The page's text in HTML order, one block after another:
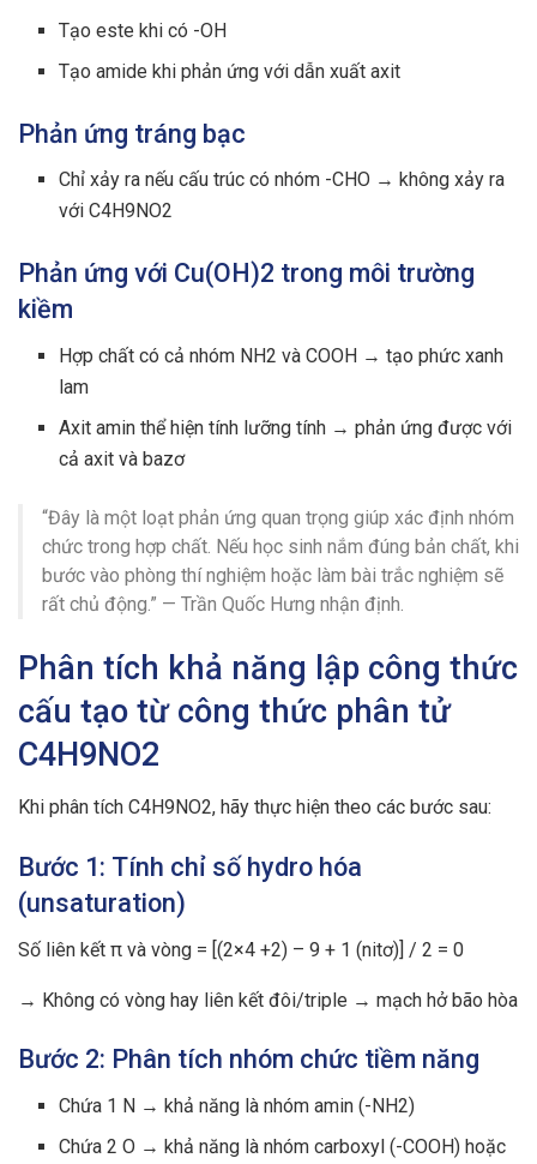
Tạo este khi có -OH
Tạo amide khi phản ứng với dẫn xuất axit
Phản ứng tráng bạc
Chỉ xảy ra nếu cấu trúc có nhóm -CHO → không xảy ra
với C4H9NO2
Phản ứng với Cu(OH)2 trong môi trường
kiềm
Hợp chất có cả nhóm NH2 và COOH → tạo phức xanh
lam
Axit amin thể hiện tính lưỡng tính → phản ứng được với
cả axit và bazơ
“Đây là một loạt phản ứng quan trọng giúp xác định nhóm
chức trong hợp chất. Nếu học sinh nắm đúng bản chất, khi
bước vào phòng thí nghiệm hoặc làm bài trắc nghiệm sẽ
rất chủ động.” — Trần Quốc Hưng nhận định.
Phân tích khả năng lập công thức
cấu tạo từ công thức phân tử
C4H9NO2
Khi phân tích C4H9NO2, hãy thực hiện theo các bước sau:
Bước 1: Tính chỉ số hydro hóa
(unsaturation)
Số liên kết π và vòng = [(2×4 +2) – 9 + 1 (nitơ)] / 2 = 0
→ Không có vòng hay liên kết đôi/triple → mạch hở bão hòa
Bước 2: Phân tích nhóm chức tiềm năng
Chứa 1 N → khả năng là nhóm amin (-NH2)
Chứa 2 O → khả năng là nhóm carboxyl (-COOH) hoặc